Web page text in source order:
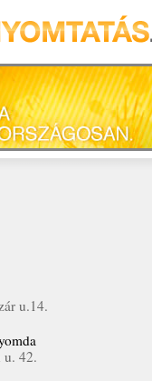
u.14.
u. 42.